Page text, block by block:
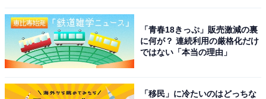
「青春18きっぷ」販売激減の裏
に何が？ 連続利用の厳格化だけ
ではない「本当の理由」
「移民」に冷たいのはどっちな